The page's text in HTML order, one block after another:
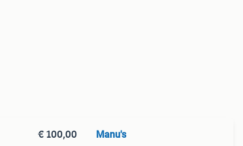
€ 100,00 Manu's